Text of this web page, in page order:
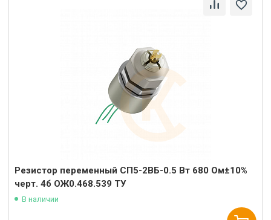
Резистор переменный СП5-2ВБ-0.5 Вт 680 Ом±10%
черт. 4б ОЖ0.468.539 ТУ
В наличии